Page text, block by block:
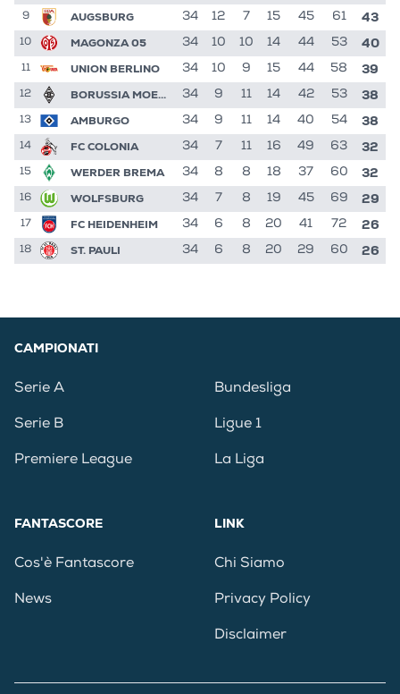
9 AUGSBURG 34 12 7 15 45 61 43
10 MAGONZA 05 34 10 10 14 44 53 40
11 UNION BERLINO 34 10 9 15 44 58 39
12 BORUSSIA MOENCHENGLADBACH 34 9 11 14 42 53 38
13 AMBURGO 34 9 11 14 40 54 38
14 FC COLONIA 34 7 11 16 49 63 32
15 WERDER BREMA 34 8 8 18 37 60 32
16 WOLFSBURG 34 7 8 19 45 69 29
17 FC HEIDENHEIM 34 6 8 20 41 72 26
18 ST. PAULI 34 6 8 20 29 60 26
CAMPIONATI
Serie A
Serie B
Premiere League
Bundesliga
Ligue 1
La Liga
FANTASCORE
Cos'è Fantascore
News
LINK
Chi Siamo
Privacy Policy
Disclaimer